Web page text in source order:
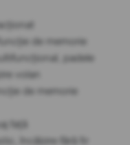
de memorie
padele
volan
de memorie
față
încălzire fără fir